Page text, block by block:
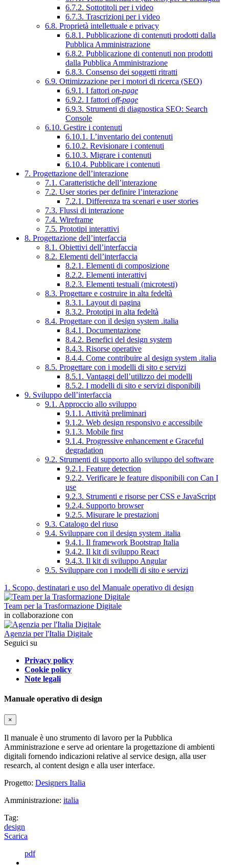
6.7.2. Sottotitoli per i video
6.7.3. Trascrizioni per i video
6.8. Proprietà intellettuale e privacy
6.8.1. Pubblicazione di contenuti prodotti dalla
Pubblica Amministrazione
6.8.2. Pubblicazione di contenuti non prodotti
dalla Pubblica Amministrazione
6.8.3. Consenso dei soggetti ritratti
6.9. Ottimizzazione per i motori di ricerca (SEO)
6.9.1. I fattori on-page
6.9.2. I fattori off-page
6.9.3. Strumenti di diagnostica SEO: Search
Console
6.10. Gestire i contenuti
6.10.1. L’inventario dei contenuti
6.10.2. Revisionare i contenuti
6.10.3. Migrare i contenuti
6.10.4. Pubblicare i contenuti
7. Progettazione dell’interazione
7.1. Caratteristiche dell’interazione
7.2. User stories per definire l’interazione
7.2.1. Differenza tra scenari e user stories
7.3. Flussi di interazione
7.4. Wireframe
7.5. Prototipi interattivi
8. Progettazione dell’interfaccia
8.1. Obiettivi dell’interfaccia
8.2. Elementi dell’interfaccia
8.2.1. Elementi di composizione
8.2.2. Elementi interattivi
8.2.3. Elementi testuali (microtesti)
8.3. Progettare e costruire in alta fedeltà
8.3.1. Layout di pagina
8.3.2. Prototipi in alta fedeltà
8.4. Progettare con il design system .italia
8.4.1. Documentazione
8.4.2. Benefici del design system
8.4.3. Risorse operative
8.4.4. Come contribuire al design system .italia
8.5. Progettare con i modelli di sito e servizi
8.5.1. Vantaggi dell’utilizzo dei modelli
8.5.2. I modelli di sito e servizi disponibili
9. Sviluppo dell’interfaccia
9.1. Approccio allo sviluppo
9.1.1. Attività preliminari
9.1.2. Web design responsivo e accessibile
9.1.3. Mobile first
9.1.4. Progressive enhancement e Graceful
degradation
9.2. Strumenti di supporto allo sviluppo del software
9.2.1. Feature detection
9.2.2. Verificare le feature disponibili con Can I
use
9.2.3. Strumenti e risorse per CSS e JavaScript
9.2.4. Supporto browser
9.2.5. Misurare le prestazioni
9.3. Catalogo del riuso
9.4. Sviluppare con il design system .italia
9.4.1. Il framework Bootstrap Italia
9.4.2. Il kit di sviluppo React
9.4.3. Il kit di sviluppo Angular
9.5. Sviluppare con i modelli di sito e servizi
1. Scopo, destinatari e uso del Manuale operativo di design
Team per la Trasformazione Digitale
in collaborazione con
Agenzia per l'Italia Digitale
Seguici su
Privacy policy
Cookie policy
Note legali
Manuale operativo di design
×
Il manuale è uno strumento di lavoro per la Pubblica
Amministrazione e serve ad orientare la progettazione di ambienti
digitali fornendo indicazioni relative al service design, alla user
research, al content design e alla user interface.
Progetto: Designers Italia
Amministrazione: italia
Tag:
design
Scarica
pdf